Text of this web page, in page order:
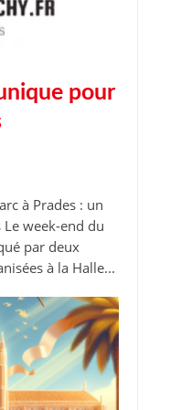
pour
à Prades : un
week-end du
par deux
à la Halle...